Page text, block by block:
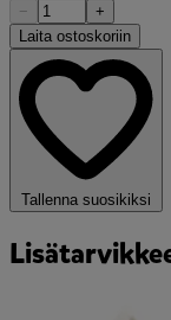
−
+
Laita ostoskoriin
Tallenna suosikiksi